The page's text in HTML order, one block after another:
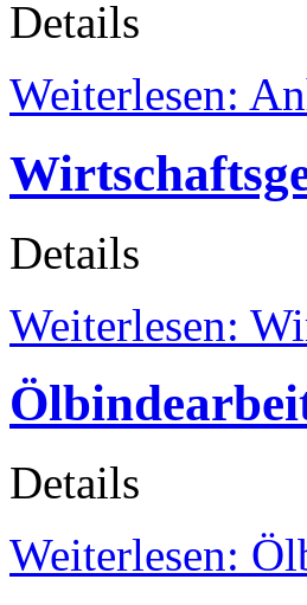
Details
Weiterlesen:
Details
Weiterlesen:
Details
Weiterlesen: